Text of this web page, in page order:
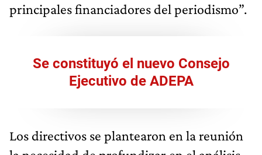
principales financiadores del periodismo”.
Se constituyó el nuevo Consejo
Ejecutivo de ADEPA
Los directivos se plantearon en la reunión